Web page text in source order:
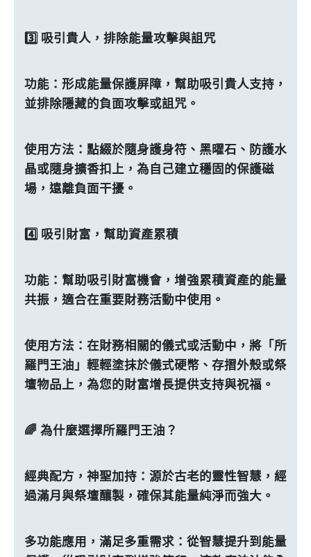
3️⃣ 吸引貴人，排除能量攻擊與詛咒
功能：形成能量保護屏障，幫助吸引貴人支持，
並排除隱藏的負面攻擊或詛咒。
使用方法：點綴於隨身護身符、黑曜石、防護水
晶或隨身擴香扣上，為自己建立穩固的保護磁
場，遠離負面干擾。
4️⃣ 吸引財富，幫助資產累積
功能：幫助吸引財富機會，增強累積資產的能量
共振，適合在重要財務活動中使用。
使用方法：在財務相關的儀式或活動中，將「所
羅門王油」輕輕塗抹於儀式硬幣、存摺外殼或祭
壇物品上，為您的財富增長提供支持與祝福。
🌈 為什麼選擇所羅門王油？
經典配方，神聖加持：源於古老的靈性智慧，經
過滿月與祭壇釀製，確保其能量純淨而強大。
多功能應用，滿足多重需求：從智慧提升到能量